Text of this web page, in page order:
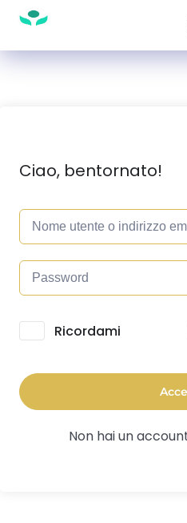
Ciao, bentornato!
Alternative:
Ricordami
Non hai un